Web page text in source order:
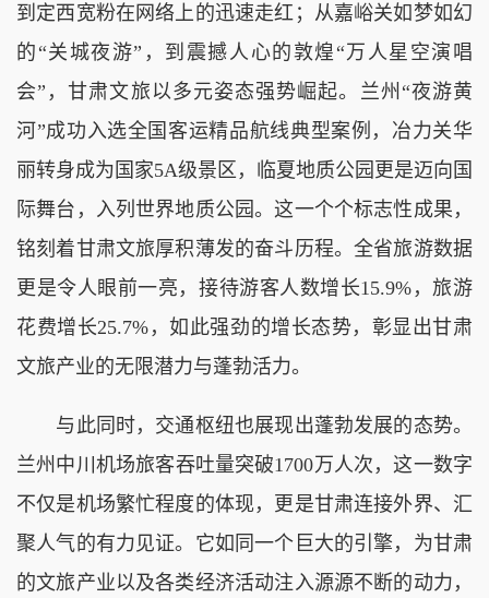
到定西宽粉在网络上的迅速走红；从嘉峪关如梦如幻
的“关城夜游”，到震撼人心的敦煌“万人星空演唱
会”，甘肃文旅以多元姿态强势崛起。兰州“夜游黄
河”成功入选全国客运精品航线典型案例，冶力关华
丽转身成为国家5A级景区，临夏地质公园更是迈向国
际舞台，入列世界地质公园。这一个个标志性成果，
铭刻着甘肃文旅厚积薄发的奋斗历程。全省旅游数据
更是令人眼前一亮，接待游客人数增长15.9%，旅游
花费增长25.7%，如此强劲的增长态势，彰显出甘肃
文旅产业的无限潜力与蓬勃活力。
与此同时，交通枢纽也展现出蓬勃发展的态势。
兰州中川机场旅客吞吐量突破1700万人次，这一数字
不仅是机场繁忙程度的体现，更是甘肃连接外界、汇
聚人气的有力见证。它如同一个巨大的引擎，为甘肃
的文旅产业以及各类经济活动注入源源不断的动力，